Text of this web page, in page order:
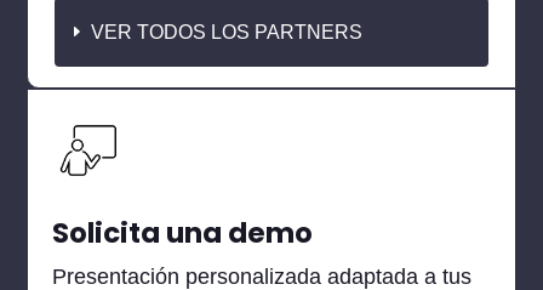
VER TODOS LOS PARTNERS
Solicita una demo
Presentación personalizada adaptada a tus